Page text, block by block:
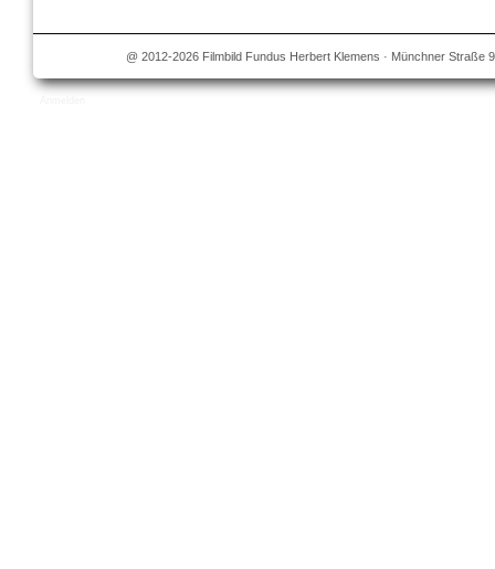
@ 2012-2026 Filmbild Fundus Herbert Klemens · Münchner Straße